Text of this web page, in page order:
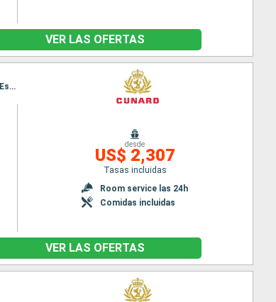
VER LAS OFERTAS
Itinerario : Civitavecchia - Roma, Messina (estrecho), Rodas, Kusadasi, Estrecho de Dardanelos, Estambul, Estrecho de Dardanelos, El Pireo Atenas, Chania, Katakolon, Messina (estrecho), Civitavecchia - Roma
desde
US$ 2,307
Tasas incluidas
Room service las 24h
Comidas incluidas
VER LAS OFERTAS